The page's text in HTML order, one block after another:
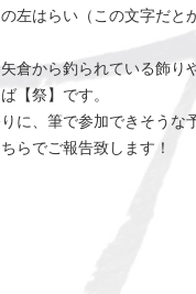
左はらい（この文字だと
倉から釣られている飾り
【祭】です。
に、筆で参加できそうな
らでご報告致します！